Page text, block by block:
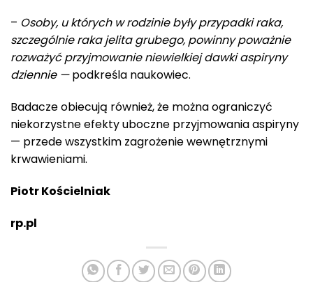
– Osoby, u których w rodzinie były przypadki raka,
szczególnie raka jelita grubego, powinny poważnie
rozważyć przyjmowanie niewielkiej dawki aspiryny
dziennie —podkreśla naukowiec.
Badacze obiecują również, że można ograniczyć
niekorzystne efekty uboczne przyjmowania aspiryny
— przede wszystkim zagrożenie wewnętrznymi
krwawieniami.
Piotr Kościelniak
rp.pl